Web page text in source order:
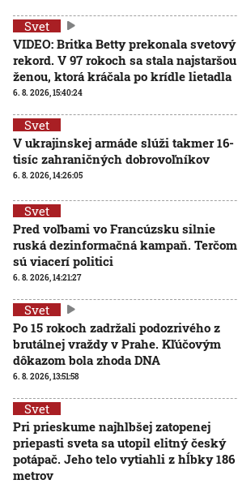
Svet
VIDEO: Britka Betty prekonala svetový
rekord. V 97 rokoch sa stala najstaršou
ženou, ktorá kráčala po krídle lietadla
6. 8. 2026, 15:40:24
Svet
V ukrajinskej armáde slúži takmer 16-
tisíc zahraničných dobrovoľníkov
6. 8. 2026, 14:26:05
Svet
Pred voľbami vo Francúzsku silnie
ruská dezinformačná kampaň. Terčom
sú viacerí politici
6. 8. 2026, 14:21:27
Svet
Po 15 rokoch zadržali podozrivého z
brutálnej vraždy v Prahe. Kľúčovým
dôkazom bola zhoda DNA
6. 8. 2026, 13:51:58
Svet
Pri prieskume najhlbšej zatopenej
priepasti sveta sa utopil elitný český
potápač. Jeho telo vytiahli z hĺbky 186
metrov